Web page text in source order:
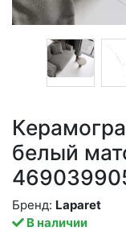
белый
В наличии
Бренд: Laparet